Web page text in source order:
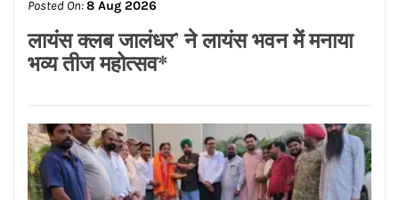
CONNECT WITH US:
Twitter